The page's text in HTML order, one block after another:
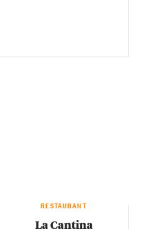
RESTAURANT
La Cantina